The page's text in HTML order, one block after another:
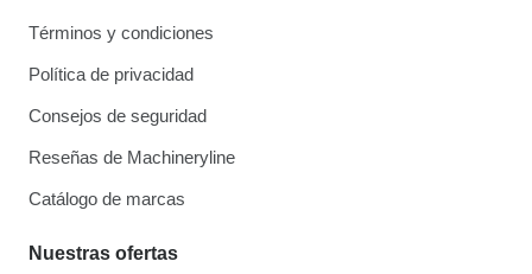
Términos y condiciones
Política de privacidad
Consejos de seguridad
Reseñas de Machineryline
Catálogo de marcas
Nuestras ofertas